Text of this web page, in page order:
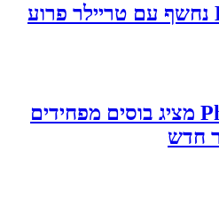
המשחק Killer Bean נחשף עם טריילר פרוע
Phantom Blade Zero מציג בוסים מפחידים
חדש